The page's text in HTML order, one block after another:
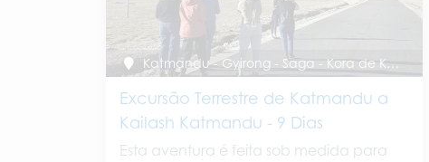
Katmandu - Gyirong - Saga - Kora de Kailash - Katmandu
Excursão Terrestre de Katmandu a
Kailash Katmandu - 9 Dias
Esta aventura é feita sob medida para